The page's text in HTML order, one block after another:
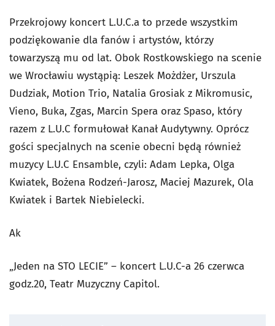
Przekrojowy koncert L.U.C.a to przede wszystkim
podziękowanie dla fanów i artystów, którzy
towarzyszą mu od lat. Obok Rostkowskiego na scenie
we Wrocławiu wystąpią: Leszek Możdżer, Urszula
Dudziak, Motion Trio, Natalia Grosiak z Mikromusic,
Vieno, Buka, Zgas, Marcin Spera oraz Spaso, który
razem z L.U.C formułował Kanał Audytywny. Oprócz
gości specjalnych na scenie obecni będą również
muzycy L.U.C Ensamble, czyli: Adam Lepka, Olga
Kwiatek, Bożena Rodzeń-Jarosz, Maciej Mazurek, Ola
Kwiatek i Bartek Niebielecki.
Ak
„Jeden na STO LECIE” – koncert L.U.C-a 26 czerwca
godz.20, Teatr Muzyczny Capitol.